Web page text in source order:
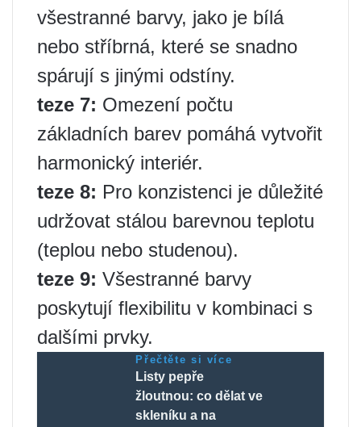
všestranné barvy, jako je bílá
nebo stříbrná, které se snadno
spárují s jinými odstíny.
teze 7: Omezení počtu
základních barev pomáhá vytvořit
harmonický interiér.
teze 8: Pro konzistenci je důležité
udržovat stálou barevnou teplotu
(teplou nebo studenou).
teze 9: Všestranné barvy
poskytují flexibilitu v kombinaci s
dalšími prvky.
Přečtěte si více
Listy pepře
žloutnou: co dělat ve
skleníku a na